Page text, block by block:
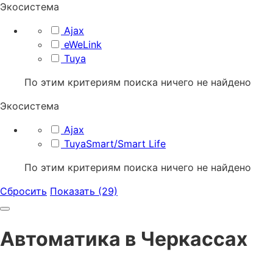
Экосистема
Ajax
eWeLink
Tuya
По этим критериям поиска ничего не найдено
Экосистема
Ajax
TuyaSmart/Smart Life
По этим критериям поиска ничего не найдено
Сбросить Показать (29)
Автоматика в Черкаcсах